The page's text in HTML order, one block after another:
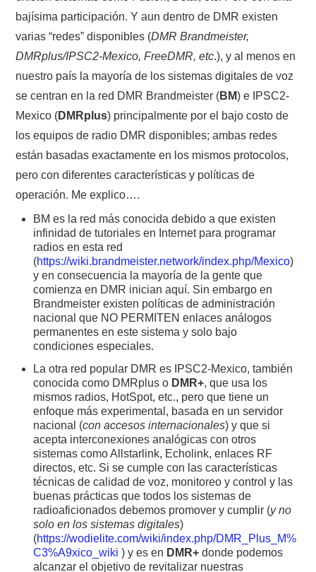
bajísima participación. Y aun dentro de DMR existen
varias “redes” disponibles (DMR Brandmeister,
DMRplus/IPSC2-Mexico, FreeDMR, etc.), y al menos en
nuestro país la mayoría de los sistemas digitales de voz
se centran en la red DMR Brandmeister (BM) e IPSC2-
Mexico (DMRplus) principalmente por el bajo costo de
los equipos de radio DMR disponibles; ambas redes
están basadas exactamente en los mismos protocolos,
pero con diferentes características y políticas de
operación. Me explico….
BM es la red más conocida debido a que existen
infinidad de tutoriales en Internet para programar
radios en esta red
(https://wiki.brandmeister.network/index.php/Mexico)
y en consecuencia la mayoría de la gente que
comienza en DMR inician aquí. Sin embargo en
Brandmeister existen políticas de administración
nacional que NO PERMITEN enlaces análogos
permanentes en este sistema y solo bajo
condiciones especiales.
La otra red popular DMR es IPSC2-Mexico, también
conocida como DMRplus o DMR+, que usa los
mismos radios, HotSpot, etc., pero que tiene un
enfoque más experimental, basada en un servidor
nacional (con accesos internacionales) y que si
acepta interconexiones analógicas con otros
sistemas como Allstarlink, Echolink, enlaces RF
directos, etc. Si se cumple con las características
técnicas de calidad de voz, monitoreo y control y las
buenas prácticas que todos los sistemas de
radioaficionados debemos promover y cumplir (y no
solo en los sistemas digitales)
(https://wodielite.com/wiki/index.php/DMR_Plus_M%
C3%A9xico_wiki ) y es en DMR+ donde podemos
alcanzar el objetivo de revitalizar nuestras